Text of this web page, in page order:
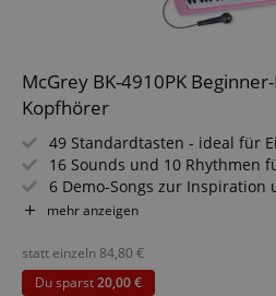
McGrey BK-4910PK
Kopfhörer
49 Standardtasten - ideal für
16 Sounds und 10 Rhythmen
6 Demo-Songs zur
Inklusive Mikrofon und
Kopfhöreranschluss für
Mit Netzteil und leichtem,
Sparset inklusive Kopfhörer
mehr anzeigen
statt einzeln84,80 €
Du sparst20,00 €